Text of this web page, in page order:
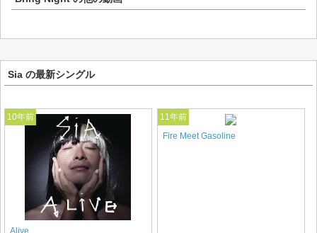
Sia の最新シングル
10年前
Alive
11年前
Fire Meet Gasoline